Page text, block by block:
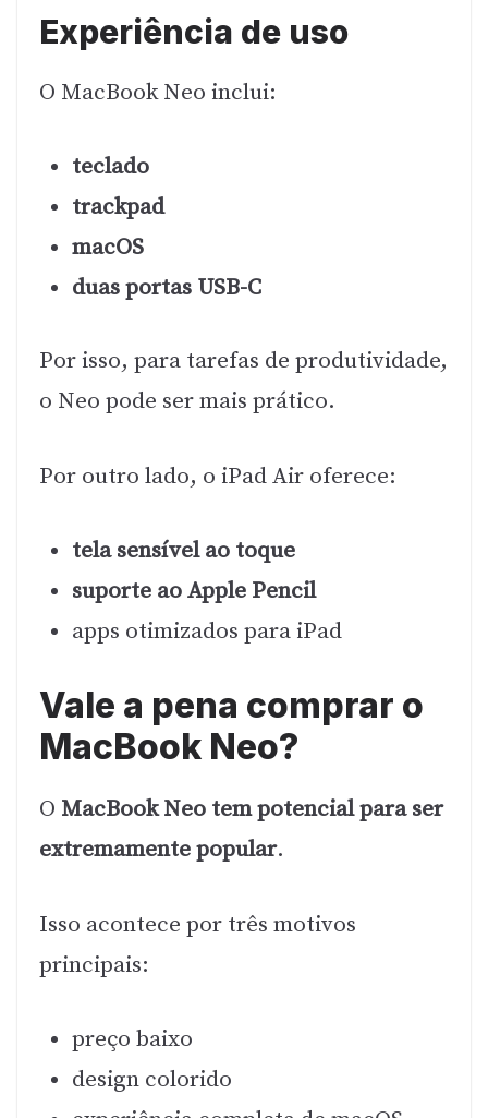
Experiência de uso
O MacBook Neo inclui:
teclado
trackpad
macOS
duas portas USB-C
Por isso, para tarefas de produtividade,
o Neo pode ser mais prático.
Por outro lado, o iPad Air oferece:
tela sensível ao toque
suporte ao Apple Pencil
apps otimizados para iPad
Vale a pena comprar o
MacBook Neo?
O MacBook Neo tem potencial para ser
extremamente popular.
Isso acontece por três motivos
principais:
preço baixo
design colorido